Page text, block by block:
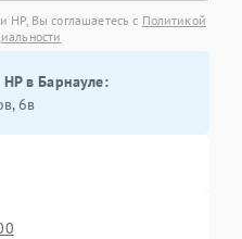
HP, Вы соглашаетесь с Политикой
в Барнауле:
6в